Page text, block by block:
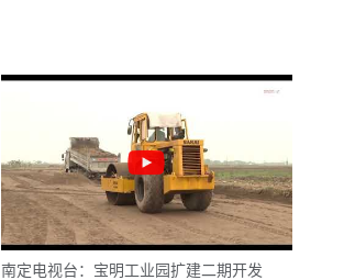
南定电视台：宝明工业园扩建二期开发